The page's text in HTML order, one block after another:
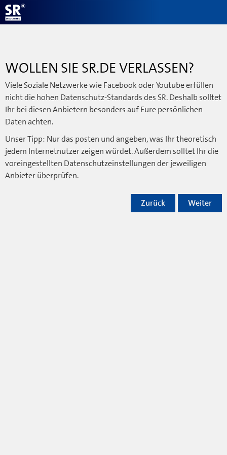
WOLLEN SIE SR.DE VERLASSEN?
Viele Soziale Netzwerke wie Facebook oder Youtube erfüllen
nicht die hohen Datenschutz-Standards des SR. Deshalb solltet
Ihr bei diesen Anbietern besonders auf Eure persönlichen
Daten achten.
Unser Tipp: Nur das posten und angeben, was Ihr theoretisch
jedem Internetnutzer zeigen würdet. Außerdem solltet Ihr die
voreingestellten Datenschutzeinstellungen der jeweiligen
Anbieter überprüfen.
Weiter
Zurück